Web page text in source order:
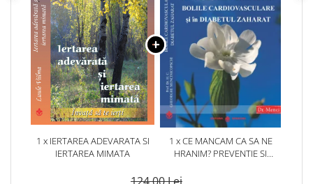
1 x IERTAREA ADEVARATA SI
IERTAREA MIMATA
1 x CE MANCAM CA SA NE
HRANIM? PREVENTIE SI
CARDIOVASCULARE SI IN